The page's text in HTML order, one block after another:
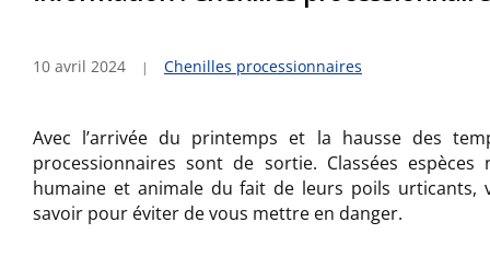
10 avril 2024 Chenilles processionnaires
Avec l’arrivée du printemps et la hausse des
processionnaires sont de sortie. Classées
humaine et animale du fait de leurs poils urticants,
savoir pour éviter de vous mettre en danger.